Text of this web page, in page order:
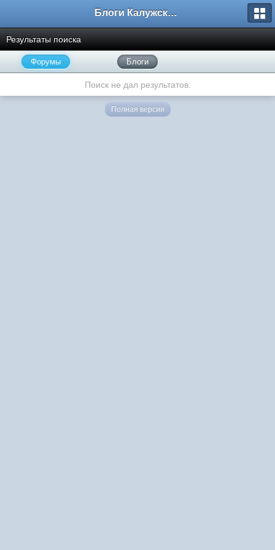
Блоги Калужского перекрестка
Результаты поиска
Форумы Блоги
Поиск не дал результатов.
Полная версия